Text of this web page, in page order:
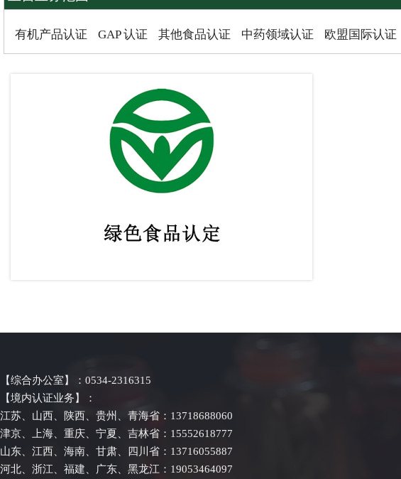
有机产品认证 GAP 认证 其他食品认证 中药领域认证 欧盟国际认证
【综合办公室】：0534-2316315
【境内认证业务】：
江苏、山西、陕西、贵州、青海省：13718688060
津京、上海、重庆、宁夏、吉林省：15552618777
山东、江西、海南、甘肃、四川省：13716055887
河北、浙江、福建、广东、黑龙江：19053464097